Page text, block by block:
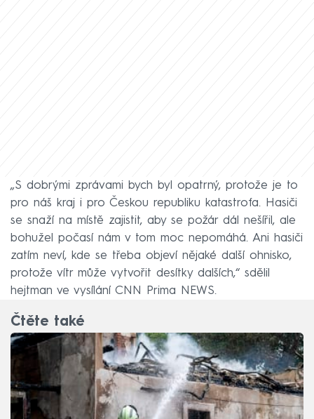
„S dobrými zprávami bych byl opatrný, protože je to
pro náš kraj i pro Českou republiku katastrofa. Hasiči
se snaží na místě zajistit, aby se požár dál nešířil, ale
bohužel počasí nám v tom moc nepomáhá. Ani hasiči
zatím neví, kde se třeba objeví nějaké další ohnisko,
protože vítr může vytvořit desítky dalších,“ sdělil
hejtman ve vysílání CNN Prima NEWS.
Čtěte také